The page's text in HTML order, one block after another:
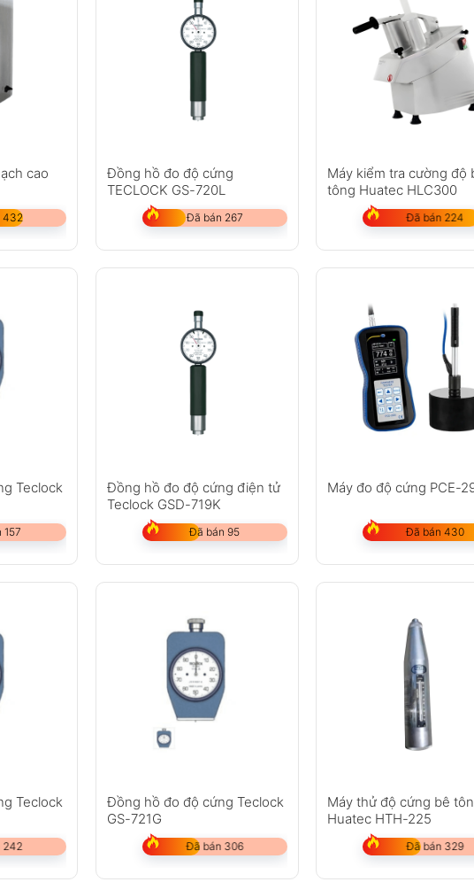
cao
432
Đồng hồ đo độ cứng
TECLOCK GS-720L
Đã bán 267
Máy kiểm tra cường độ
tông Huatec HLC300
Đã bán 224
Teclock
157
Đồng hồ đo độ cứng điện tử
Teclock GSD-719K
Đã bán 95
Máy đo độ cứng PCE-
Đã bán 430
Teclock
242
Đồng hồ đo độ cứng Teclock
GS-721G
Đã bán 306
Máy thử độ cứng bê
Huatec HTH-225
Đã bán 329